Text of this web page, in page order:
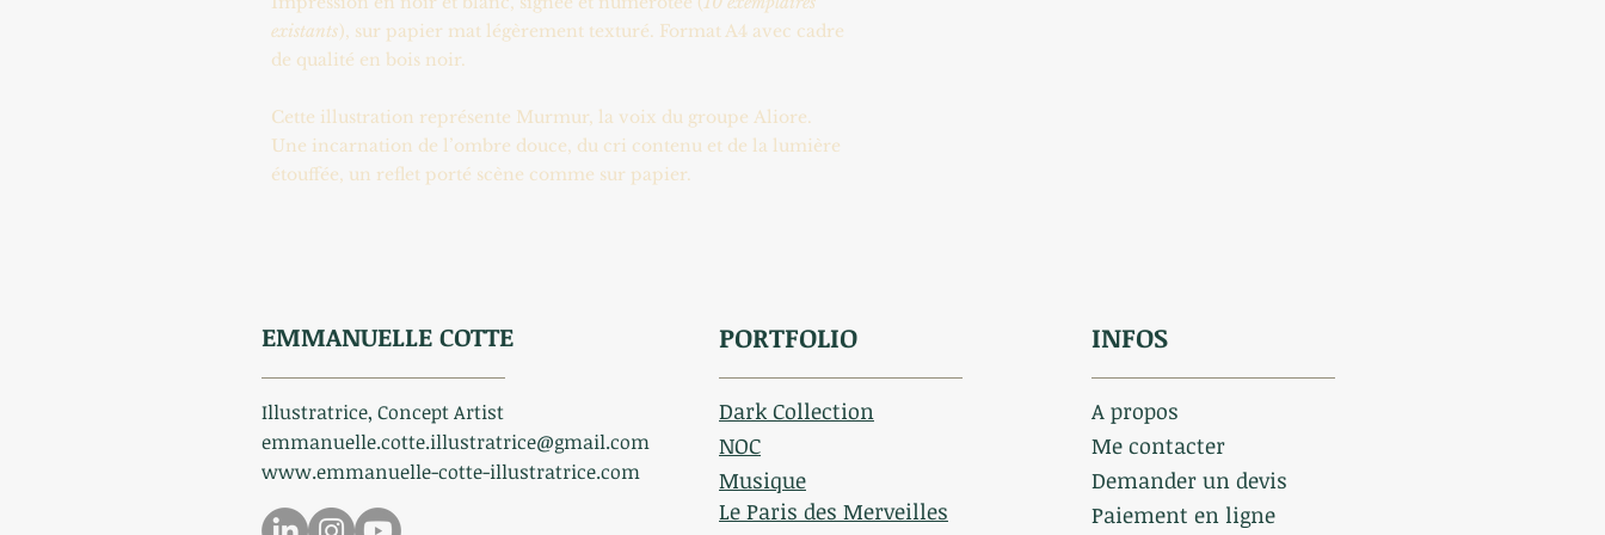
existants), sur papier mat légèrement texturé. Format A4 avec cadre
de qualité en bois noir.
Cette illustration représente Murmur, la voix du groupe Aliore.
Une incarnation de l’ombre douce, du cri contenu et de la lumière
étouffée, un reflet porté scène comme sur papier.
EMMANUELLE COTTE
Illustratrice, Concept Artist
emmanuelle.cotte.illustratrice@gmail.com
www.emmanuelle-cotte-illustratrice.com
PORTFOLIO
Dark Collection
NOC
Musique
Le Paris des Merveilles
INFOS
A propos
Me contacter
Demander un devis
Paiement en ligne